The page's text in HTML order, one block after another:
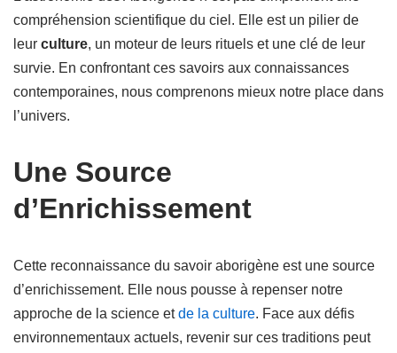
compréhension scientifique du ciel. Elle est un pilier de
leur culture, un moteur de leurs rituels et une clé de leur
survie. En confrontant ces savoirs aux connaissances
contemporaines, nous comprenons mieux notre place dans
l’univers.
Une Source
d’Enrichissement
Cette reconnaissance du savoir aborigène est une source
d’enrichissement. Elle nous pousse à repenser notre
approche de la science etde la culture. Face aux défis
environnementaux actuels, revenir sur ces traditions peut